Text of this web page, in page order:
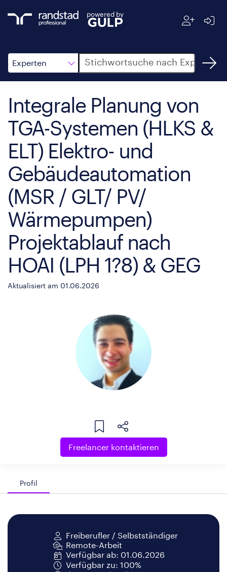
powered by
Experten
Suche
Integrale Planung von
TGA-Systemen (HLKS &
ELT) Elektro- und
Gebäudeautomation
(MSR / GLT/ PV/
Wärmepumpen)
Projektablauf nach
HOAI (LPH 1?8) & GEG
Aktualisiert am 01.06.2026
Freelancer kontaktieren
Profil
Freiberufler / Selbstständiger
Remote-Arbeit
Verfügbar ab: 01.06.2026
Verfügbar zu: 100%